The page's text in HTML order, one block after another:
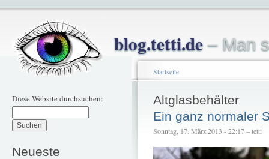
blog.tetti.de– Man
Diese Website durchsuchen:
Neueste
Startseite
Altglasbehälter
Ein ganz normaler
Sonntag, 17. März 2013 - 22:17 – tetti